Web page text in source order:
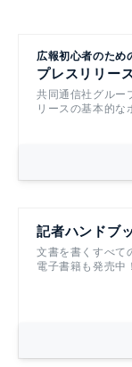
広報初心者のため
プレスリリー
共同通信社グルー
リースの基本的な
記者ハンドブ
文書を書くすべて
電子書籍も発売中！